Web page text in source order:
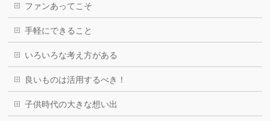
ファンあってこそ
手軽にできること
いろいろな考え方がある
良いものは活用するべき！
子供時代の大きな想い出